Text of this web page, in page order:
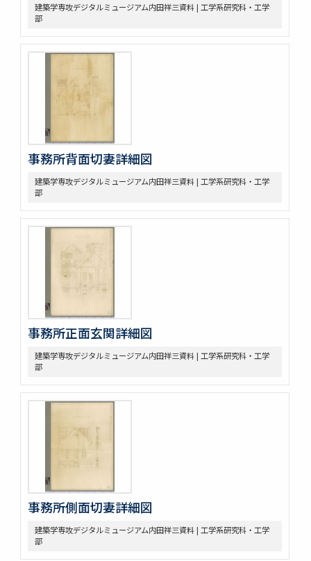
建築学専攻デジタルミュージアム内田祥三資料 | 工学系研究科・工学
部
事務所背面切妻詳細図
建築学専攻デジタルミュージアム内田祥三資料 | 工学系研究科・工学
部
事務所正面玄関詳細図
建築学専攻デジタルミュージアム内田祥三資料 | 工学系研究科・工学
部
事務所側面切妻詳細図
建築学専攻デジタルミュージアム内田祥三資料 | 工学系研究科・工学
部